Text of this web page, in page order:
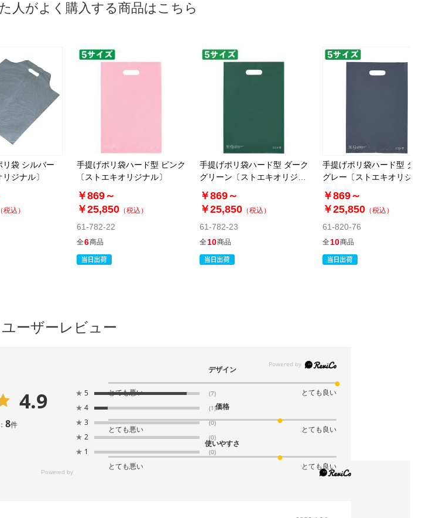
61-300-24-5
(5). 幅29×高さ45cm (1,000枚)
61-300-24-6
税抜 ￥9,920 /単価
￥21.83
￥10,912
販売終了
人がよく購入する商品はこちら
リ袋 シルバー
リジナル〕
（税込）
手提げポリ袋ハード型 ピンク
〔ストエキオリジナル〕
￥869～
￥25,850 （税込）
61-782-22
全6商品
手提げポリ袋ハード型 ダーク
グリーン〔ストエキオリジナ
ル〕
￥869～
￥25,850 （税込）
61-782-23
全10商品
手提げポリ袋ハード型 ダーク
グレー〔ストエキオリジナ
ル〕
￥869～
￥25,850 （税込）
61-820-76
全10商品
ユーザーレビュー
4.9
8件
★ 5 (7)
★ 4 (1)
★ 3 (0)
★ 2 (0)
★ 1 (0)
デザイン
とても悪い
とても良い
価格
とても悪い
とても良い
使いやすさ
とても悪い とても良い